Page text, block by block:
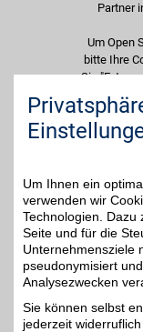
Partner
Um Open
bitte Ihre
Sie
Adresse
Ludwig-
06108
Filialen in
Telefon03
Um Ihnen ein
verwenden wir
Technologien. Dazu
Seite und für die
Unternehmensziele
pseudonymisiert
Analysezwecken
Sie können selbst
jederzeit